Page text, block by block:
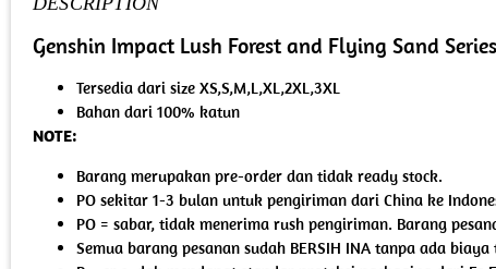
Genshin Impact Lush Forest and Flying Sand
Tersedia dari size XS,S,M,L,XL,2XL,3XL
Bahan dari 100% katun
NOTE:
Barang merupakan pre-order dan tidak ready stock.
PO sekitar 1-3 bulan untuk pengiriman dari China ke
PO = sabar, tidak menerima rush pengiriman. Barang
Semua barang pesanan sudah BERSIH INA tanpa ada